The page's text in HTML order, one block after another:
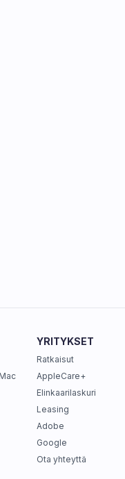
YRITYKSET
Ratkaisut
AppleCare+
Elinkaarilaskuri
Leasing
Adobe
Google
Ota yhteyttä